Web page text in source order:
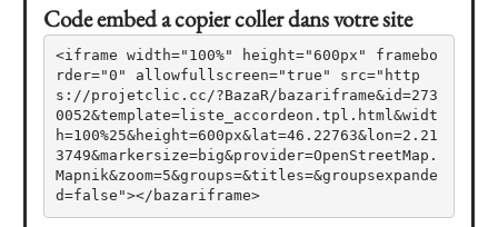
Code embed a copier coller dans votre site
<iframe width="100%" height="600px" framebo
rder="0" allowfullscreen="true" src="http
s://projetclic.cc/?BazaR/bazariframe&id=273
0052&template=liste_accordeon.tpl.html&widt
h=100%25&height=600px&lat=46.22763&lon=2.21
3749&markersize=big&provider=OpenStreetMap.
Mapnik&zoom=5&groups=&titles=&groupsexpande
d=false"></bazariframe>